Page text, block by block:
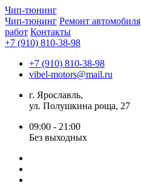
Чип-тюнинг
Чип-тюнинг Ремонт автомобиля
работ Контакты
+7 (910) 810-38-98
+7 (910) 810-38-98
vibel-motors@mail.ru
г. Ярославль,
ул. Полушкина роща, 27
09:00 - 21:00
Без выходных